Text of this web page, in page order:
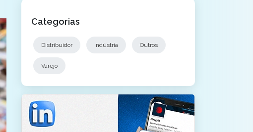
Categorias
Distribuidor Indústria Outros
Varejo